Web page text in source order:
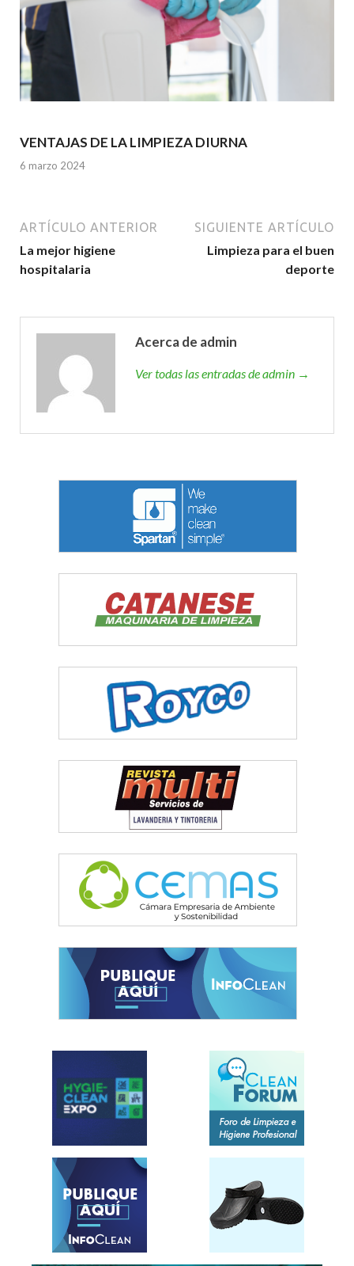
VENTAJAS DE LA LIMPIEZA DIURNA
6 marzo 2024
ARTÍCULO ANTERIOR
La mejor higiene
hospitalaria
SIGUIENTE ARTÍCULO
Limpieza para el buen
deporte
Acerca de admin
Ver todas las entradas de admin →